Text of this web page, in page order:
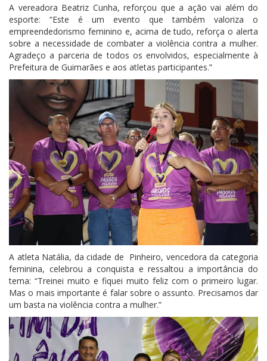
A vereadora Beatriz Cunha, reforçou que a ação vai além do
esporte: “Este é um evento que também valoriza o
empreendedorismo feminino e, acima de tudo, reforça o alerta
sobre a necessidade de combater a violência contra a mulher.
Agradeço a parceria de todos os envolvidos, especialmente à
Prefeitura de Guimarães e aos atletas participantes.”
A atleta Natália, da cidade de Pinheiro, vencedora da categoria
feminina, celebrou a conquista e ressaltou a importância do
tema: “Treinei muito e fiquei muito feliz com o primeiro lugar.
Mas o mais importante é falar sobre o assunto. Precisamos dar
um basta na violência contra a mulher.”